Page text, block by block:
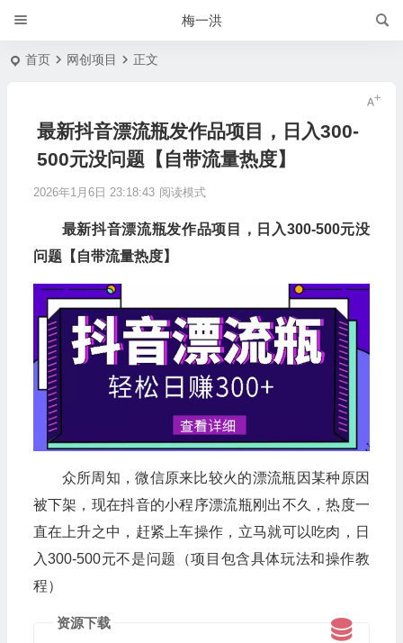
梅一洪
首页 网创项目 正文
最新抖音漂流瓶发作品项目，日入300-
500元没问题【自带流量热度】
2026年1月6日 23:18:43 阅读模式
最新抖音漂流瓶发作品项目，日入300-500元没
问题【自带流量热度】
众所周知，微信原来比较火的漂流瓶因某种原因
被下架，现在抖音的小程序漂流瓶刚出不久，热度一
直在上升之中，赶紧上车操作，立马就可以吃肉，日
入300-500元不是问题（项目包含具体玩法和操作教
程）
资源下载